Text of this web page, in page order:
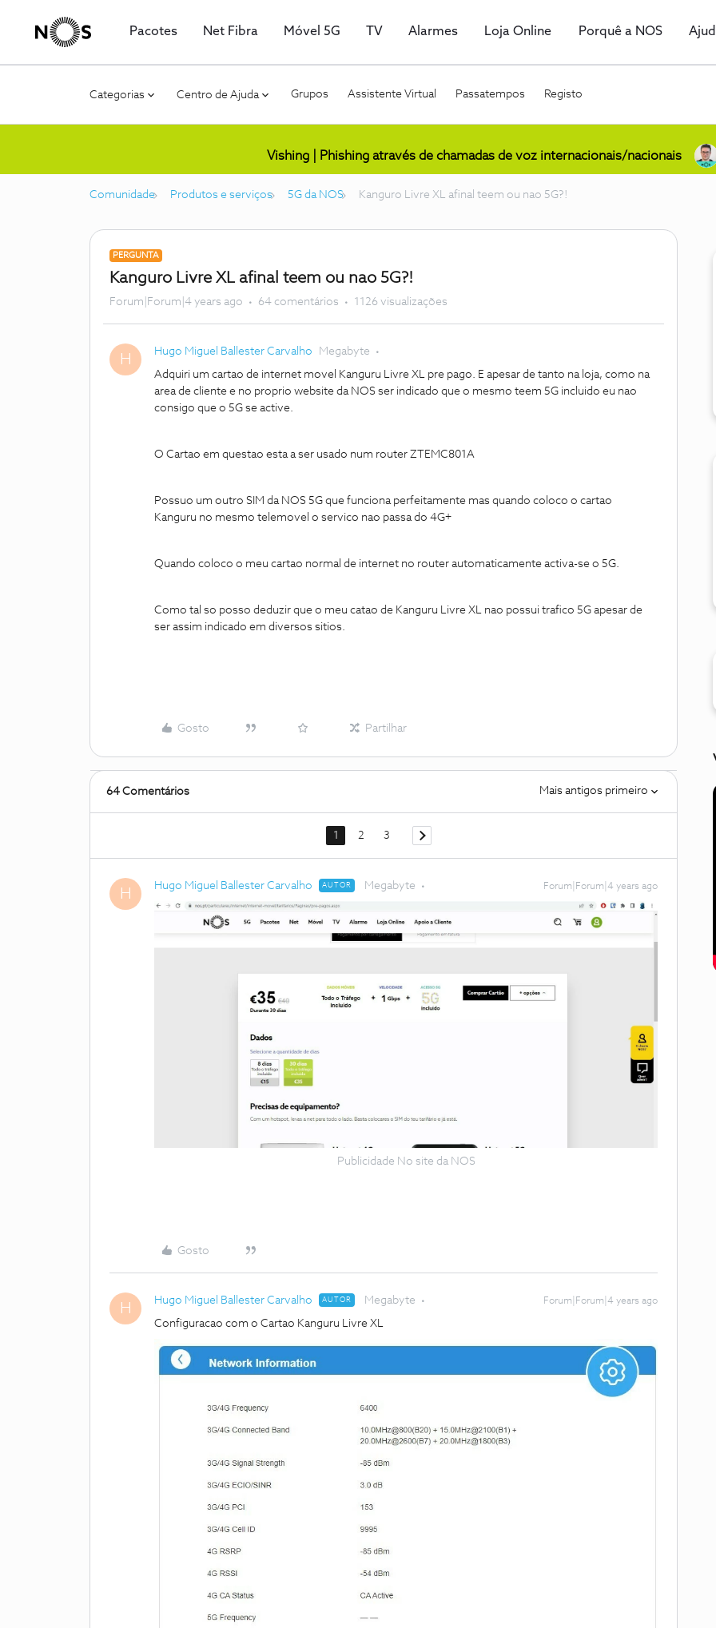
Pacotes Net Fibra Móvel 5G TV Alarmes Loja Online Porquê a NOS
Categorias Centro de Ajuda Grupos Assistente Virtual Passatempos Registo
Vishing | Phishing através de chamadas de voz internacionais/nacionais
Comunidade Produtos e serviços 5G da NOS Kanguro Livre XL afinal teem ou nao 5G?!
PERGUNTA
Kanguro Livre XL afinal teem ou nao 5G?!
Forum|Forum|4 years ago 64 comentários 1126 visualizações
H Hugo Miguel Ballester Carvalho Megabyte
Adquiri um cartao de internet movel Kanguru Livre XL pre pago. E apesar de tanto na loja, como na
area de cliente e no proprio website da NOS ser indicado que o mesmo teem 5G incluido eu nao
consigo que o 5G se active.
O Cartao em questao esta a ser usado num router ZTEMC801A
Possuo um outro SIM da NOS 5G que funciona perfeitamente mas quando coloco o cartao
Kanguru no mesmo telemovel o servico nao passa do 4G+
Quando coloco o meu cartao normal de internet no router automaticamente activa-se o 5G.
Como tal so posso deduzir que o meu catao de Kanguru Livre XL nao possui trafico 5G apesar de
ser assim indicado em diversos sitios.
Gosto Partilhar
64 Comentários Mais antigos primeiro
1 2 3
H Hugo Miguel Ballester Carvalho AUTOR Megabyte Forum|Forum|4 years ago
Publicidade No site da NOS
Gosto
H Hugo Miguel Ballester Carvalho AUTOR Megabyte Forum|Forum|4 years ago
Configuracao com o Cartao Kanguru Livre XL